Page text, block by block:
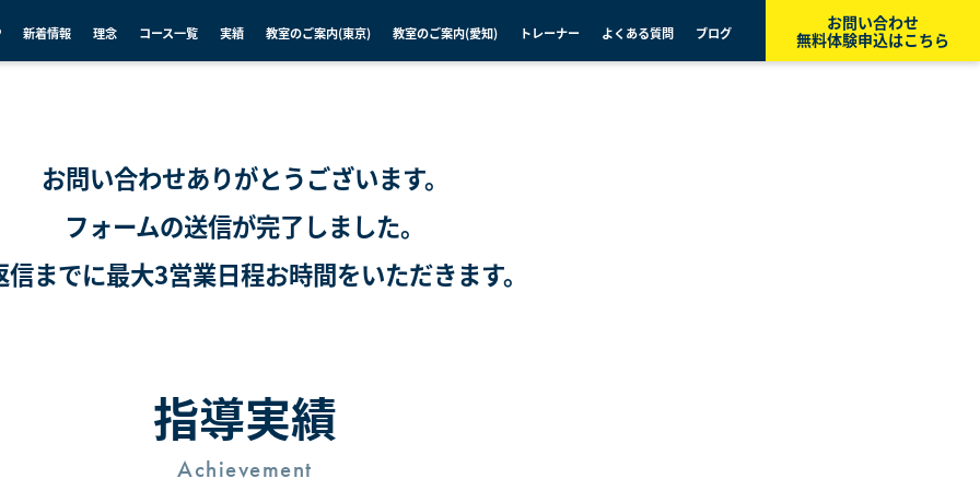
新着情報 理念 コース一覧 実績 教室のご案内(東京) 教室のご案内(愛知) トレーナー よくある質問 ブログ
お問い合わせ
無料体験申込はこちら
お問い合わせありがとうございます。
フォームの送信が完了しました。
信までに最大3営業日程お時間をいただきます。
指導実績
Achievement